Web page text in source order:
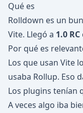
Qué es
Rolldown es un
Vite. Llegó a 1.0 RC
Por qué es
Los que usan Vite
usaba Rollup. Eso
Los plugins tenían
A veces algo iba